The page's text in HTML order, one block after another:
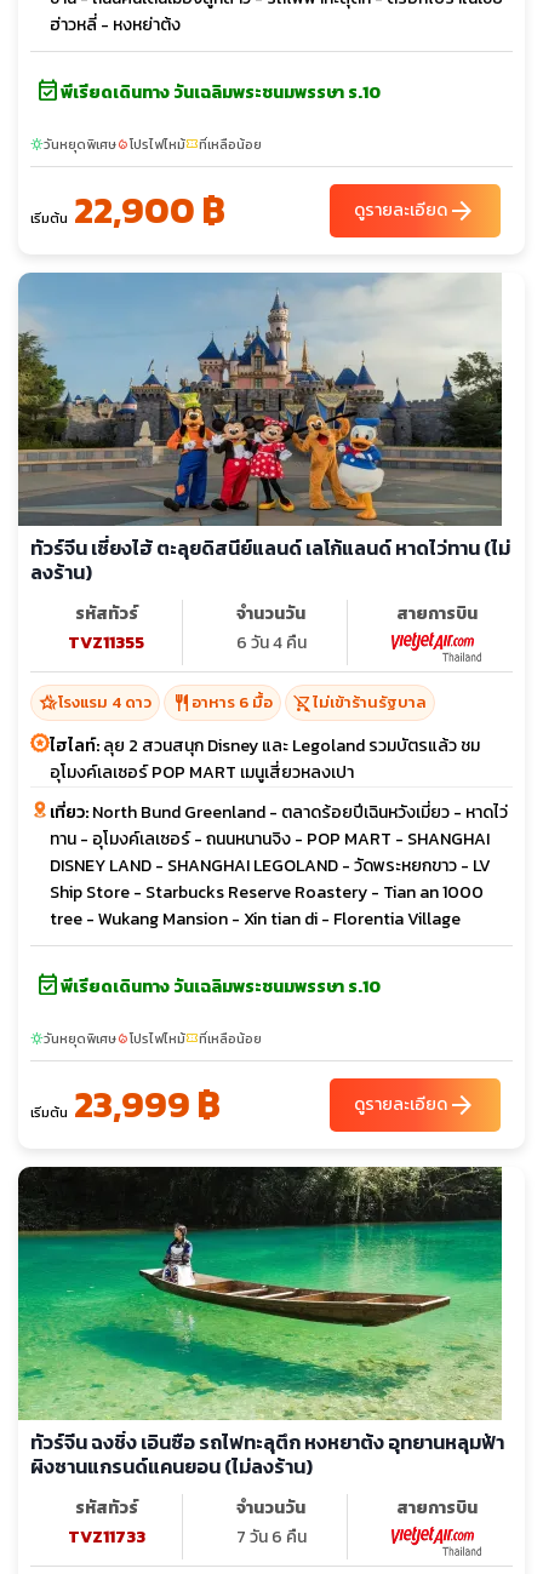
ฮ่าวหลี่ - หงหย่าต้ง
event_availableพีเรียดเดินทาง วันเฉลิมพระชนมพรรษา ร.10
sunnyวันหยุดพิเศษlocal_fire_departmentโปรไฟไหม้confirmation_numberที่เหลือน้อย
เริ่มต้น 22,900 ฿ ดูรายละเอียดarrow_forward
ทัวร์จีน เซี่ยงไฮ้ ตะลุยดิสนีย์แลนด์ เลโก้แลนด์ หาดไว่ทาน (ไม่
ลงร้าน)
รหัสทัวร์
TVZ11355
จำนวนวัน
6 วัน 4 คืน
สายการบิน
hotel_classโรงแรม 4 ดาว restaurant อาหาร 6 มื้อ shopping_cart_offไม่เข้าร้านรัฐบาล
ไฮไลท์:ลุย 2 สวนสนุก Disney และ Legoland รวมบัตรแล้ว ชม
อุโมงค์เลเซอร์ POP MART เมนูเสี่ยวหลงเปา
เที่ยว:North Bund Greenland - ตลาดร้อยปีเฉินหวังเมี่ยว - หาดไว่
ทาน - อุโมงค์เลเซอร์ - ถนนหนานจิง - POP MART - SHANGHAI
DISNEY LAND - SHANGHAI LEGOLAND - วัดพระหยกขาว - LV
Ship Store - Starbucks Reserve Roastery - Tian an 1000
tree - Wukang Mansion - Xin tian di - Florentia Village
event_availableพีเรียดเดินทาง วันเฉลิมพระชนมพรรษา ร.10
sunnyวันหยุดพิเศษlocal_fire_departmentโปรไฟไหม้confirmation_numberที่เหลือน้อย
เริ่มต้น 23,999 ฿ ดูรายละเอียดarrow_forward
ทัวร์จีน ฉงชิ่ง เอินซือ รถไฟทะลุตึก หงหยาต้ง อุทยานหลุมฟ้า
ผิงซานแกรนด์แคนยอน (ไม่ลงร้าน)
รหัสทัวร์
TVZ11733
จำนวนวัน
7 วัน 6 คืน
สายการบิน